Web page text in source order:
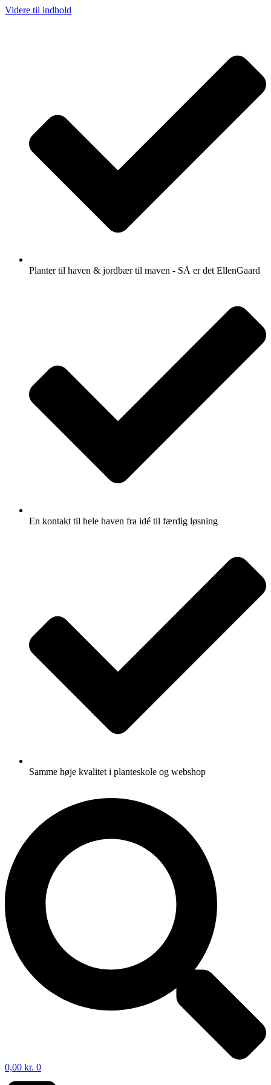
Videre til indhold
Planter til haven & jordbær til maven - SÅ er det EllenGaard
En kontakt til hele haven fra idé til færdig løsning
Samme høje kvalitet i planteskole og webshop
0,00 kr. 0